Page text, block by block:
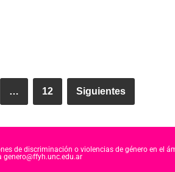
… 12 Siguientes
de discriminación o violencias de género en el